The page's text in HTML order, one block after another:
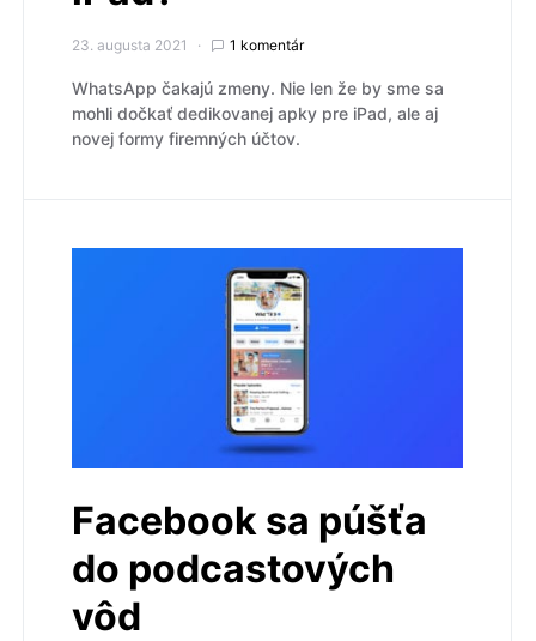
23. augusta 2021 1 komentár
WhatsApp čakajú zmeny. Nie len že by sme sa
mohli dočkať dedikovanej apky pre iPad, ale aj
novej formy firemných účtov.
Facebook sa púšťa
do podcastových
vôd